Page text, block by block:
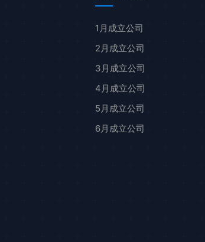
1月成立公司
2月成立公司
3月成立公司
4月成立公司
5月成立公司
6月成立公司